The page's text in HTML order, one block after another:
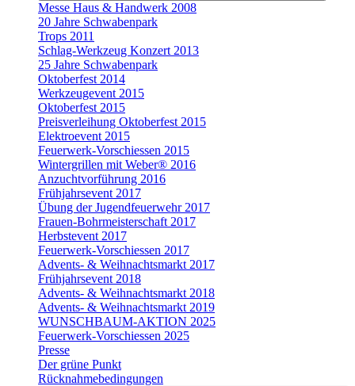
Messe Haus & Handwerk 2008
20 Jahre Schwabenpark
Trops 2011
Schlag-Werkzeug Konzert 2013
25 Jahre Schwabenpark
Oktoberfest 2014
Werkzeugevent 2015
Oktoberfest 2015
Preisverleihung Oktoberfest 2015
Elektroevent 2015
Feuerwerk-Vorschiessen 2015
Wintergrillen mit Weber® 2016
Anzuchtvorführung 2016
Frühjahrsevent 2017
Übung der Jugendfeuerwehr 2017
Frauen-Bohrmeisterschaft 2017
Herbstevent 2017
Feuerwerk-Vorschiessen 2017
Advents- & Weihnachtsmarkt 2017
Frühjahrsevent 2018
Advents- & Weihnachtsmarkt 2018
Advents- & Weihnachtsmarkt 2019
WUNSCHBAUM-AKTION 2025
Feuerwerk-Vorschiessen 2025
Presse
Der grüne Punkt
Rücknahmebedingungen